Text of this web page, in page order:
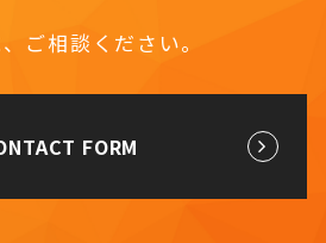
ご相談ください。
FORM